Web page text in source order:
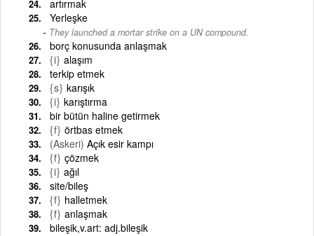
artırmak
Yerleşke
They launched a mortar strike on a UN compound.
borç konusunda anlaşmak
{i} alaşım
terkip etmek
{s} karışık
{i} karıştırma
bir bütün haline getirmek
{f} örtbas etmek
(Askeri) Açık esir kampı
{f} çözmek
{i} ağıl
site/bileş
{f} halletmek
{f} anlaşmak
bileşik,v.art: adj.bileşik